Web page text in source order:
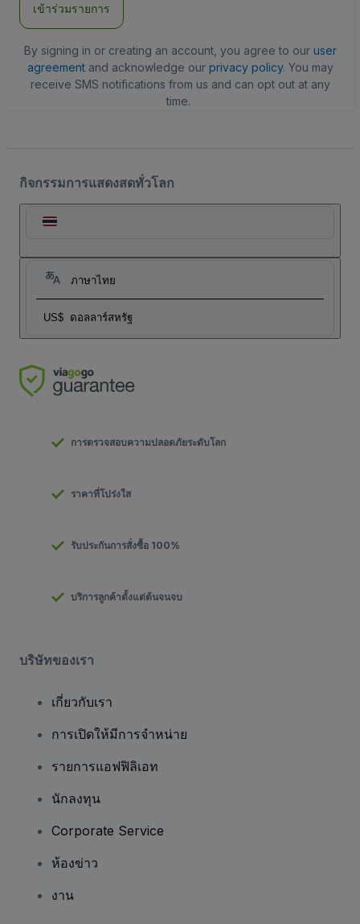
เข้าร่วมรายการ
By signing in or creating an account, you agree to our user
agreementand acknowledge our privacy policy. You may
receive SMS notifications from us and can opt out at any
time.
กิจกรรมการแสดงสดทั่วโลก
ภาษาไทย
US$ ดอลลาร์สหรัฐ
การตรวจสอบความปลอดภัยระดับโลก
ราคาที่โปร่งใส
รับประกันการสั่งซื้อ 100%
บริการลูกค้าตั้งแต่ต้นจนจบ
บริษัทของเรา
เกี่ยวกับเรา
การเปิดให้มีการจำหน่าย
รายการแอฟฟิลิเอท
นักลงทุน
Corporate Service
ห้องข่าว
งาน